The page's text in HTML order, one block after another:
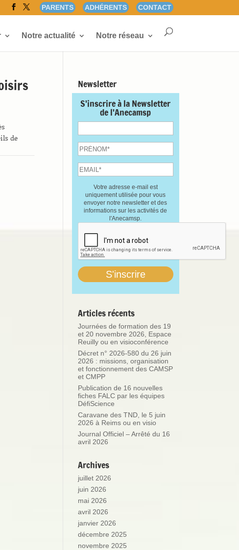
PARENTS ADHÉRENTS CONTACT
Notre actualité Notre réseau
de
Newsletter
S'inscrire à la Newsletter
de l'Anecamsp
Votre adresse e-mail est
uniquement utilisée pour vous
envoyer notre newsletter et des
informations sur les activités de
l'Anecamsp.
Articles récents
Journées de formation des 19
et 20 novembre 2026, Espace
Reuilly ou en visioconférence
Décret n° 2026-580 du 26 juin
2026 : missions, organisation
et fonctionnement des CAMSP
et CMPP
Publication de 16 nouvelles
fiches FALC par les équipes
DéfiScience
Caravane des TND, le 5 juin
2026 à Reims ou en visio
Journal Officiel – Arrêté du 16
avril 2026
Archives
juillet 2026
juin 2026
mai 2026
avril 2026
janvier 2026
décembre 2025
novembre 2025